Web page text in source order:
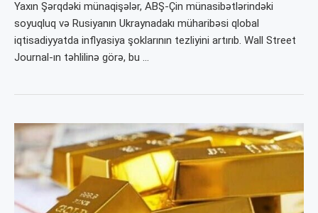
Yaxın Şərqdəki münaqişələr, ABŞ-Çin münasibətlərindəki
soyuqluq və Rusiyanın Ukraynadakı müharibəsi qlobal
iqtisadiyyatda inflyasiya şoklarının tezliyini artırıb. Wall Street
Journal-ın təhlilinə görə, bu …